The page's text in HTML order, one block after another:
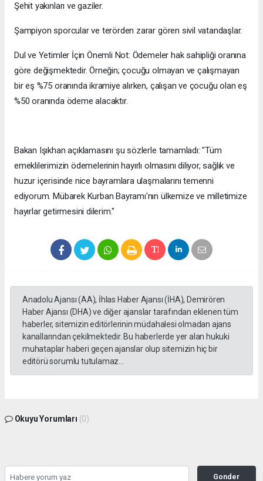
​Şehit yakınları ve gaziler.
​Şampiyon sporcular ve terörden zarar gören sivil vatandaşlar.
​Dul ve Yetimler İçin Önemli Not: Ödemeler hak sahipliği oranına
göre değişmektedir. Örneğin; çocuğu olmayan ve çalışmayan
bir eş %75 oranında ikramiye alırken, çalışan ve çocuğu olan eş
%50 oranında ödeme alacaktır.
​Bakan Işıkhan açıklamasını şu sözlerle tamamladı: "Tüm
emeklilerimizin ödemelerinin hayırlı olmasını diliyor, sağlık ve
huzur içerisinde nice bayramlara ulaşmalarını temenni
ediyorum. Mübarek Kurban Bayramı'nın ülkemize ve milletimize
hayırlar getirmesini dilerim."
Anadolu Ajansı (AA), İhlas Haber Ajansı (İHA), Demirören
Haber Ajansı (DHA) ve diğer ajanslar tarafından eklenen tüm
haberler, sitemizin editörlerinin müdahalesi olmadan ajans
kanallarından çekilmektedir. Bu haberlerde yer alan hukuki
muhataplar haberi geçen ajanslar olup sitemizin hiç bir
editörü sorumlu tutulamaz...
Okuyu Yorumları (0)
Gonder